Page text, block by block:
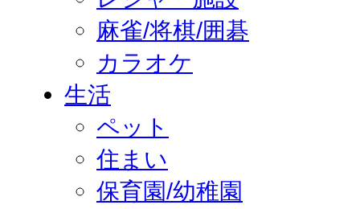
麻雀/将棋/囲碁
カラオケ
生活
ペット
住まい
保育園/幼稚園